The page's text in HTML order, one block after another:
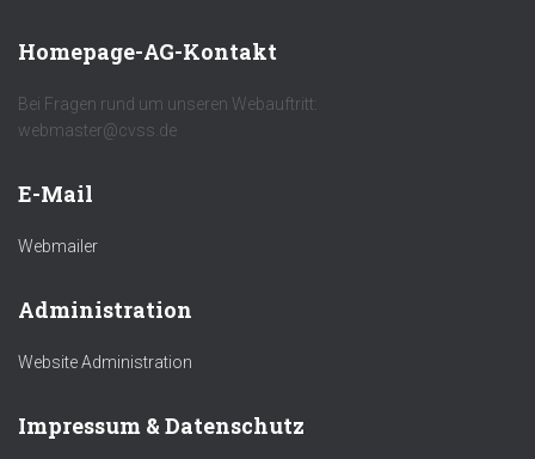
Homepage-AG-Kontakt
Bei Fragen rund um unseren Webauftritt:
webmaster@cvss.de
E-Mail
Webmailer
Administration
Website Administration
Impressum & Datenschutz